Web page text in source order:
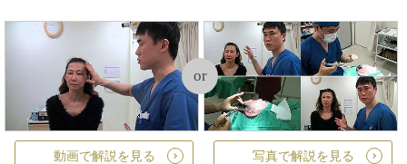
or
動画で解説を見る 写真で解説を見る